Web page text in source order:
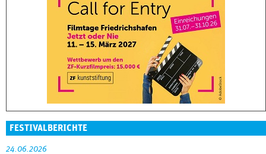
FESTIVALBERICHTE
24.06.2026